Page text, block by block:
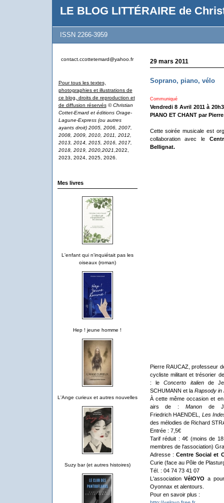
LE BLOG LITTÉRAIRE de
ISSN 2266-3959
contact.ccottetemard@yahoo.fr
Pour tous les textes,
photographies et illustrations de
ce blog, droits de reproduction et
de diffusion réservés © Christian
Cottet-Emard et éditions Orage-
Lagune-Express (ou autres
ayants droit) 2005, 2006, 2007,
2008, 2009, 2010, 2011, 2012,
2013, 2014, 2015, 2016, 2017,
2018, 2019, 2020,2021 ,2022,
2023, 2024, 2025, 2026.
Mes livres
L'enfant qui n'inquiétait pas les
oiseaux (roman)
Hep ! jeune homme !
L'Ange curieux et autres nouvelles
Suzy bar (et autres histoires)
29 mars 2011
Soprano, piano, vélo
Communiqué
Vendredi 8 Avril 2011 à
PIANO ET CHANT par
Cette soirée musicale est
collaboration avec le
Bellignat.
Pierre RAUCAZ, professeur
cycliste militant et trésorier
: leConcerto italiende
SCHUMANN et la Rapsody in
À cette même occasion et
airs de :
Manon de
Friedrich HAENDEL,
Les
des mélodies de Richard
Entrée : 7,5€
Tarif réduit : 4€ (moins de
membres de l'association)
Adresse : Centre Social et
Curie (face au Pôle de
Tél. : 04 74 73 41 07
L'associationVélOYO a
Oyonnax et alentours.
Pour en savoir plus :